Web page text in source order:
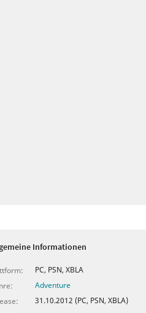
Informationen
PC, PSN, XBLA
Adventure
31.10.2012 (PC, PSN, XBLA)